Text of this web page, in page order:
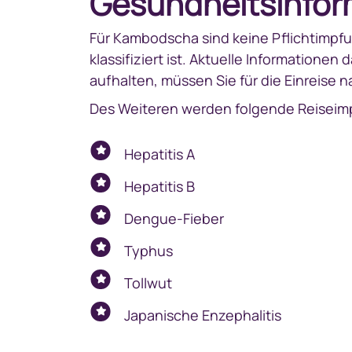
Für Kambodscha sind keine
klassifiziert ist. Aktuelle Informationen
aufhalten, müssen Sie für die Einreise
Des Weiteren werden folgende
Hepatitis A
Hepatitis B
Dengue-Fieber
Typhus
Tollwut
Japanische Enzephalitis